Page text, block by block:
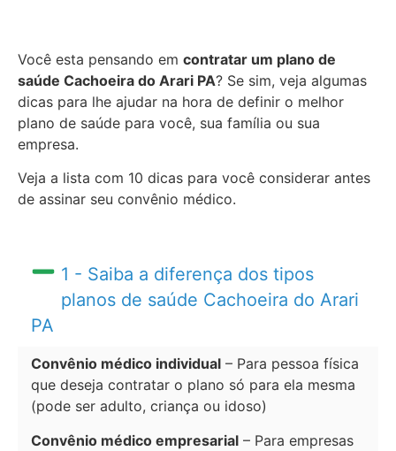
Você esta pensando em contratar um plano de
saúde Cachoeira do Arari PA? Se sim, veja algumas
dicas para lhe ajudar na hora de definir o melhor
plano de saúde para você, sua família ou sua
empresa.
Veja a lista com 10 dicas para você considerar antes
de assinar seu convênio médico.
1 - Saiba a diferença dos tipos
planos de saúde Cachoeira do Arari
PA
Convênio médico individual – Para pessoa física
que deseja contratar o plano só para ela mesma
(pode ser adulto, criança ou idoso)
Convênio médico empresarial – Para empresas